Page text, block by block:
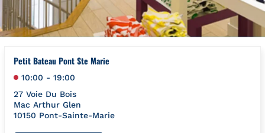
Petit Bateau Pont Ste Marie
10:00 - 19:00
27 Voie Du Bois
Mac Arthur Glen
10150 Pont-Sainte-Marie